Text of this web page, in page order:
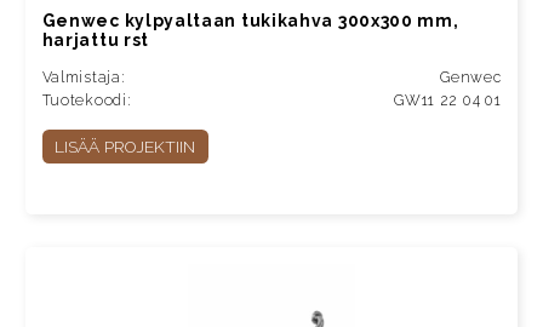
Genwec kylpyaltaan tukikahva 300x300 mm,
harjattu rst
Valmistaja:
Genwec
Tuotekoodi:
GW11 22 04 01
LISÄÄ PROJEKTIIN